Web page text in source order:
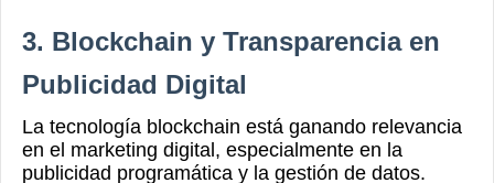
3. Blockchain y Transparencia en
Publicidad Digital
La tecnología blockchain está ganando relevancia
en el marketing digital, especialmente en la
publicidad programática y la gestión de datos.